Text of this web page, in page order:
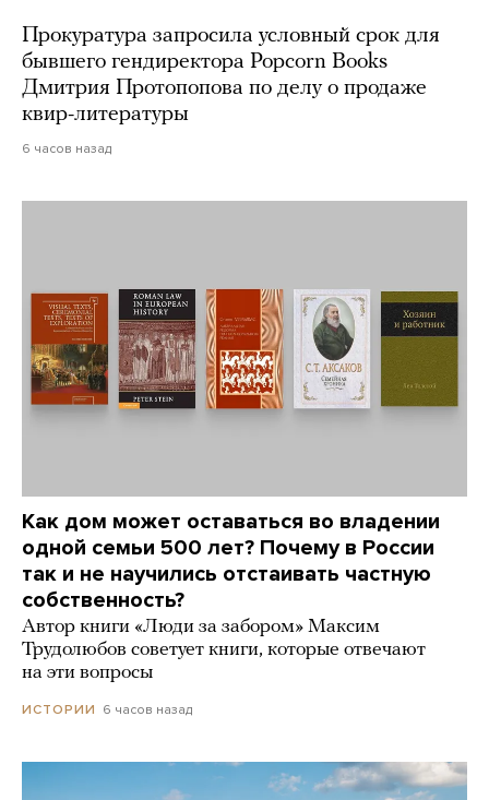
Прокуратура запросила условный срок для
бывшего гендиректора Popcorn Books
Дмитрия Протопопова по делу о продаже
квир-литературы
6 часов назад
Как дом может оставаться во владении
одной семьи 500 лет? Почему в России
так и не научились отстаивать частную
собственность?
Автор книги «Люди за забором» Максим
Трудолюбов советует книги, которые отвечают
на эти вопросы
ИСТОРИИ 6 часов назад